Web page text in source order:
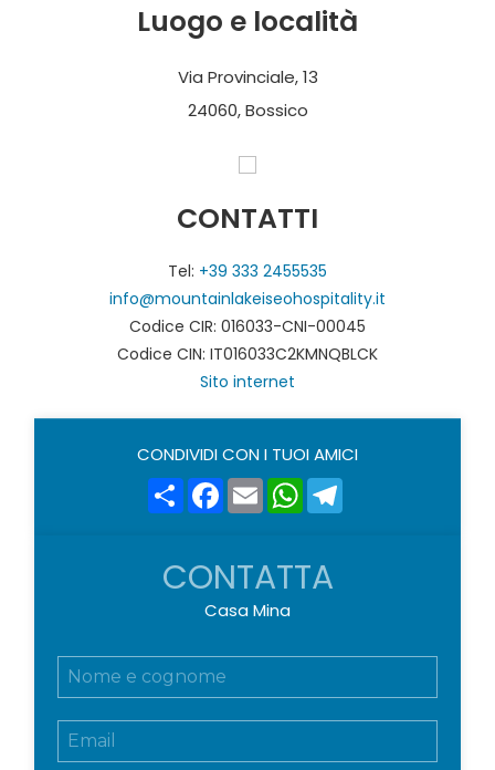
Luogo e località
Via Provinciale, 13
24060, Bossico
CONTATTI
Tel: +39 333 2455535
info@mountainlakeiseohospitality.it
Codice CIR: 016033-CNI-00045
Codice CIN: IT016033C2KMNQBLCK
Sito internet
CONDIVIDI CON I TUOI AMICI
ShareFacebook
EmailWhatsApp
CONTATTA
Casa Mina
N
E
m